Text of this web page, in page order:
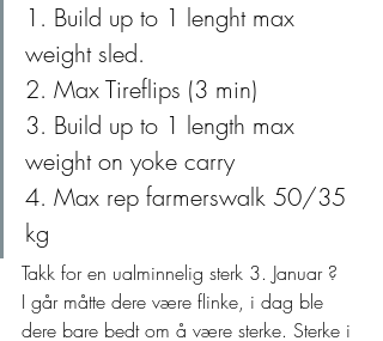
1. Build up to 1 lenght max
weight sled.
2. Max Tireflips (3 min)
3. Build up to 1 length max
weight on yoke carry
4. Max rep farmerswalk 50/35
kg
Takk for en ualminnelig sterk 3. Januar ?
I går måtte dere være flinke, i dag ble
dere bare bedt om å være sterke. Sterke i